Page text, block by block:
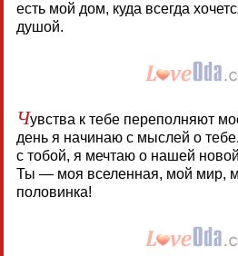
есть мой дом, куда всегда
душой.
Чувства к тебе переполняют
день я начинаю с мыслей о
с тобой, я мечтаю о нашей
Ты — моя вселенная, мой мир,
половинка!